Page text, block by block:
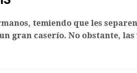
temiendo que les
gran caserío. No obstante,